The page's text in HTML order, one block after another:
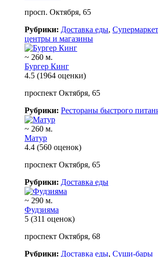
просп. Октября, 65
Рубрики: Доставка еды,
центры и магазины
~ 260 м.
Бургер Кинг
4.5 (1964 оценки)
проспект Октября, 65
Рубрики: Рестораны быстрого
~ 260 м.
Матур
4.4 (560 оценок)
проспект Октября, 65
Рубрики: Доставка еды
~ 290 м.
Фудзияма
5 (311 оценок)
проспект Октября, 68
Рубрики: Доставка еды, Суши-бары